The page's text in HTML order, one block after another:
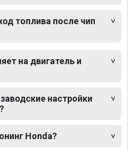
топлива после чип
на двигатель и
настройки
Honda?